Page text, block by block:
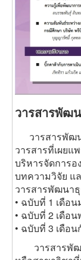
วารสารพัฒ
วารสารพัฒน
วารสารที่เผย
บริหารจัดการ
บทความวิจัย แ
วารสารพัฒนา
• ฉบับที่ 1 เดือ
• ฉบับที่ 2 เดือ
• ฉบับที่ 3 เดือ
วารสารพัฒน